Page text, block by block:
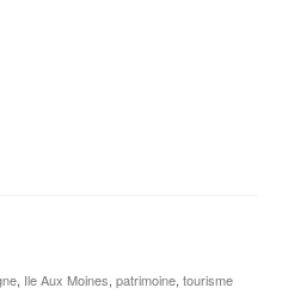
, Ile Aux Moines, patrimoine, tourisme